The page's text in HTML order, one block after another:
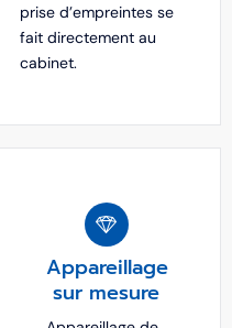
prise d’empreintes se
fait directement au
cabinet.
Appareillage
sur mesure